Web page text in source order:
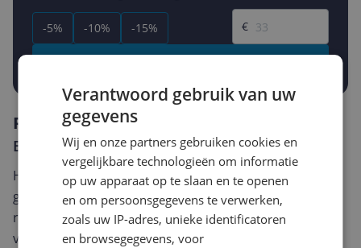
-5% -10% -15%
Gewenste prijs
€
Prijsalert aanzetten
Reviews
Er zijn nog geen reviews geschreven
Heb jij dit product in bezit en wil je graag je mening
geven? Start dan hieronder met het schrijven van je
review. Afhankelijk van de details duurt het schrijven
van een review gemiddeld tussen de 3 en 10 minuten.
Verantwoord gebruik van uw
gegevens
Wij en onze partners gebruiken cookies en
vergelijkbare technologieën om informatie
op uw apparaat op te slaan en te openen
en om persoonsgegevens te verwerken,
zoals uw IP-adres, unieke identificatoren
en browsegegevens, voor